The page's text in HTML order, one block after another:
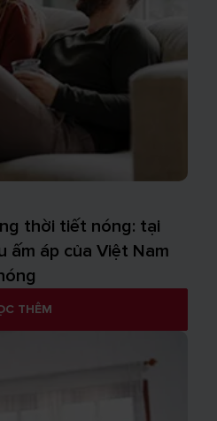
thời tiết nóng: tại
ấm áp của Việt Nam
THÊM